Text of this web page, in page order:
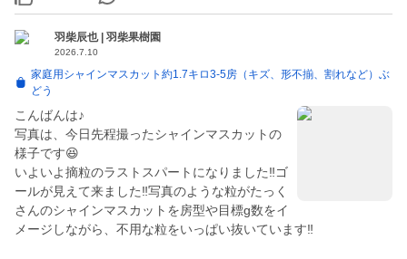
羽柴辰也 | 羽柴果樹園
2026.7.10
家庭用シャインマスカット約1.7キロ3-5房（キズ、形不揃、割れなど）ぶ
どう
こんばんは♪
写真は、今日先程撮ったシャインマスカットの
様子です😆
いよいよ摘粒のラストスパートになりました‼️ゴ
ールが見えて来ました‼️写真のような粒がたっく
さんのシャインマスカットを房型や目標g数をイ
メージしながら、不用な粒をいっぱい抜いています‼️